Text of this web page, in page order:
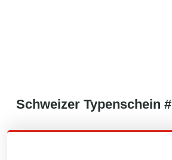
Schweizer Typenschein #